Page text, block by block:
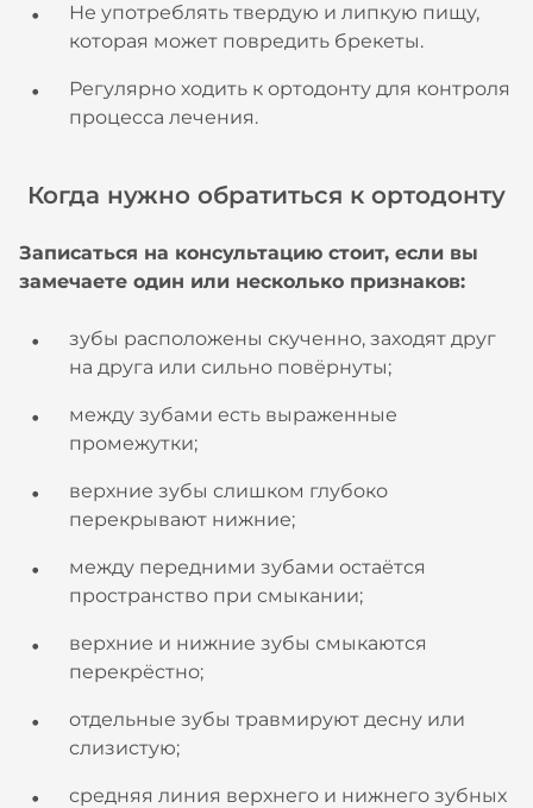
Не употреблять твердую и липкую пищу,
которая может повредить брекеты.
Регулярно ходить к ортодонту для контроля
процесса лечения.
Когда нужно обратиться к ортодонту
Записаться на консультацию стоит, если вы
замечаете один или несколько признаков:
зубы расположены скученно, заходят друг
на друга или сильно повёрнуты;
между зубами есть выраженные
промежутки;
верхние зубы слишком глубоко
перекрывают нижние;
между передними зубами остаётся
пространство при смыкании;
верхние и нижние зубы смыкаются
перекрёстно;
отдельные зубы травмируют десну или
слизистую;
средняя линия верхнего и нижнего зубных